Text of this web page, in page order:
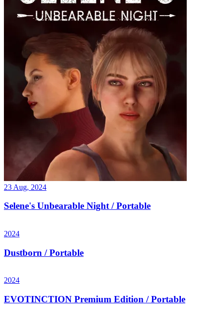
23 Aug, 2024
Selene's Unbearable Night / Portable
2024
Dustborn / Portable
2024
EVOTINCTION Premium Edition / Portable